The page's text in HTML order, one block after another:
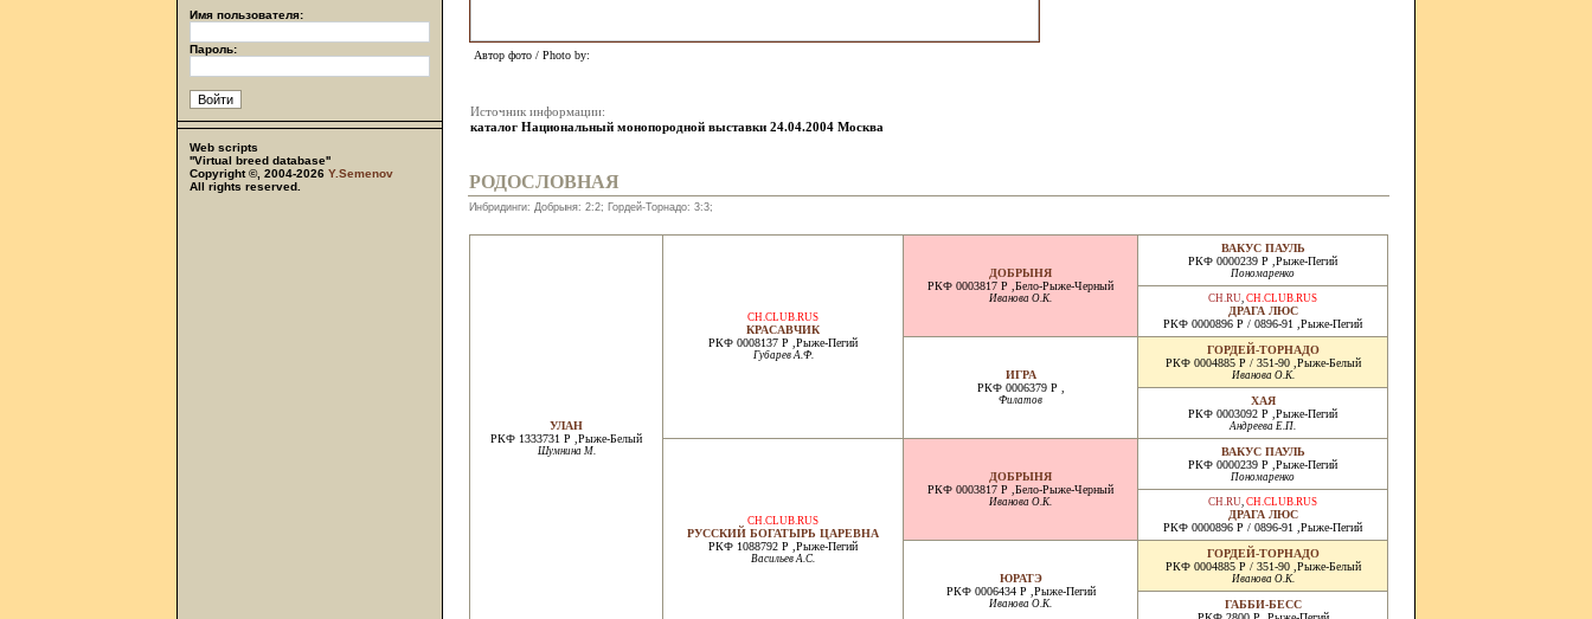
Имя пользователя:
Пароль:
Web scripts
''Virtual breed database''
Copyright ©, 2004-2026 Y.Semenov
All rights reserved.
Автор фото / Photo by:
Источник информации:
каталог Национальный монопородной выставки 24.04.2004 Москва
РОДОСЛОВНАЯ
Инбридинги: Добрыня: 2:2; Гордей-Торнадо: 3:3;
УЛАН
РКФ 1333731 Р ,Рыже-Белый
Шумнина М.
CH.CLUB.RUS
КРАСАВЧИК
РКФ 0008137 Р ,Рыже-Пегий
Губарев А.Ф.
ДОБРЫНЯ
РКФ 0003817 Р ,Бело-Рыже-Черный
Иванова О.К.
ВАКУС ПАУЛЬ
РКФ 0000239 Р ,Рыже-Пегий
Пономаренко
CH.RU, CH.CLUB.RUS
ДРАГА ЛЮС
РКФ 0000896 Р / 0896-91 ,Рыже-Пегий
ИГРА
РКФ 0006379 Р ,
Филатов
ГОРДЕЙ-ТОРНАДО
РКФ 0004885 Р / 351-90 ,Рыже-Белый
Иванова О.К.
ХАЯ
РКФ 0003092 Р ,Рыже-Пегий
Андреева Е.П.
CH.CLUB.RUS
РУССКИЙ БОГАТЫРЬ ЦАРЕВНА
РКФ 1088792 Р ,Рыже-Пегий
Васильев А.С.
ДОБРЫНЯ
РКФ 0003817 Р ,Бело-Рыже-Черный
Иванова О.К.
ВАКУС ПАУЛЬ
РКФ 0000239 Р ,Рыже-Пегий
Пономаренко
CH.RU, CH.CLUB.RUS
ДРАГА ЛЮС
РКФ 0000896 Р / 0896-91 ,Рыже-Пегий
ЮРАТЭ
РКФ 0006434 Р ,Рыже-Пегий
Иванова О.К.
ГОРДЕЙ-ТОРНАДО
РКФ 0004885 Р / 351-90 ,Рыже-Белый
Иванова О.К.
ГАББИ-БЕСС